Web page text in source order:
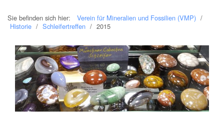
Sie befinden sich hier: Verein für Mineralien und Fossilien (VMP) /
Historie / Schleifertreffen / 2015